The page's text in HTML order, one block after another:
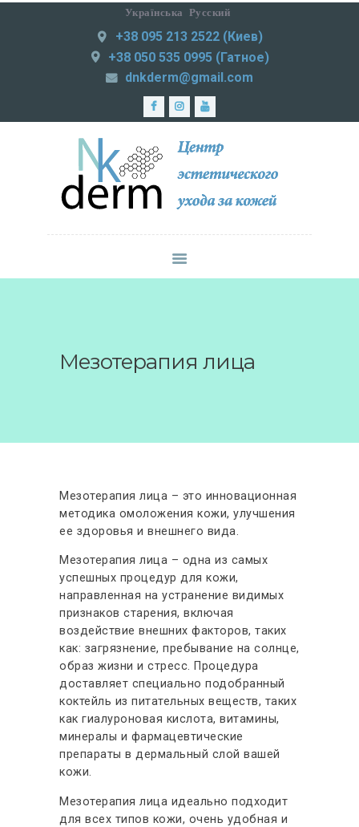
Українська Русский
+38 095 213 2522 (Киев)
+38 050 535 0995 (Гатное)
dnkderm@gmail.com
Мезотерапия лица
NKDERM
Центр эстетического ухода за кожей
ЛАЗЕРНАЯ
ЭПИЛЯЦИЯ
МЕДИЦИНСКАЯ
ПРАКТИКА
ИНЪЕКЦИОННАЯ
СМАС-ЛИФТИНГ
АКЦИИ
Мезотерапия лица – это инновационная
методика омоложения кожи, улучшения
ее здоровья и внешнего вида.
Мезотерапия лица – одна из самых
успешных процедур для кожи,
направленная на устранение видимых
признаков старения, включая
воздействие внешних факторов, таких
как: загрязнение, пребывание на солнце,
образ жизни и стресс. Процедура
доставляет специально подобранный
коктейль из питательных веществ, таких
как гиалуроновая кислота, витамины,
минералы и фармацевтические
препараты в дермальный слой вашей
кожи.
Мезотерапия лица идеально подходит
для всех типов кожи, очень удобная и